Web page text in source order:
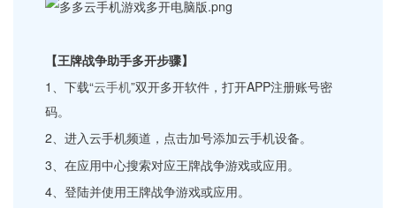
【王牌战争助手多开步骤】
1、下载“云手机”双开多开软件，打开APP注册账号密
码。
2、进入云手机频道，点击加号添加云手机设备。
3、在应用中心搜索对应王牌战争游戏或应用。
4、登陆并使用王牌战争游戏或应用。